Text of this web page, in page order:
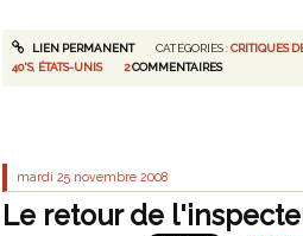
LIEN PERMANENT CATÉGORIES :CRITIQUES
40'S, ÉTATS-UNIS 2COMMENTAIRES
mardi 25 novembre 2008
Le retour de